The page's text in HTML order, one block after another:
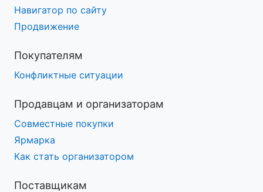
Навигатор по сайту
Продвижение
Покупателям
Конфликтные ситуации
Продавцам и организаторам
Совместные покупки
Ярмарка
Как стать организатором
Поставщикам